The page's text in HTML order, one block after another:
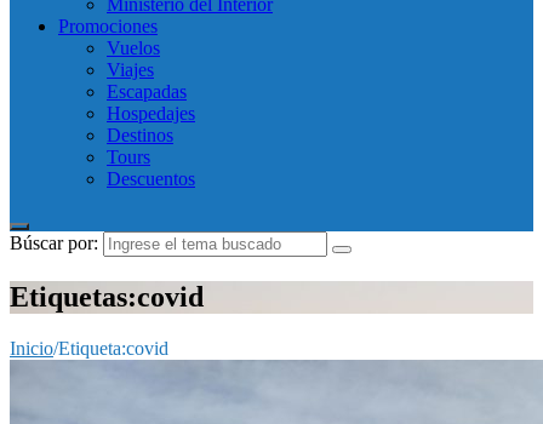
Ministerio del Interior
Promociones
Vuelos
Viajes
Escapadas
Hospedajes
Destinos
Tours
Descuentos
Búscar por:
Etiquetas:covid
Inicio/Etiqueta:covid